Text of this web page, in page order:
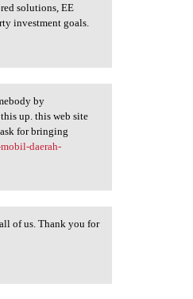
solutions, EE
investment goals.
by
up. this web site
for bringing
daerah-
of us. Thank you for